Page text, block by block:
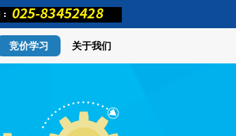
竞价学习 关于我们